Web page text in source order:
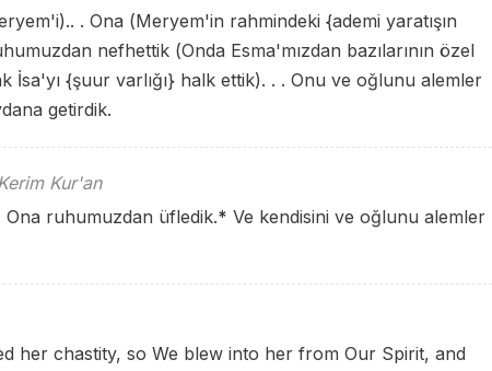
. Ona (Meryem'in rahmindeki {ademi yaratışın
nefhettik (Onda Esma'mızdan bazılarının özel
İsa'yı {şuur varlığı} halk ettik). . . Onu ve oğlunu alemler
getirdik.
Kur'an
ruhumuzdan üfledik.* Ve kendisini ve oğlunu alemler
her chastity, so We blew into her from Our Spirit, and